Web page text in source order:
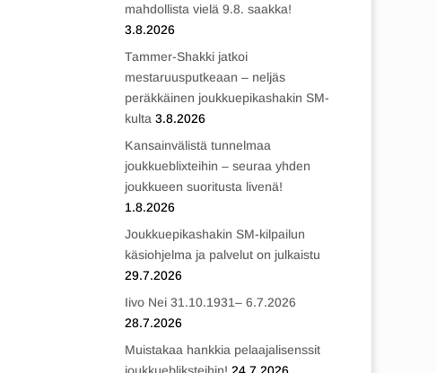
mahdollista vielä 9.8. saakka!
3.8.2026
Tammer-Shakki jatkoi
mestaruusputkeaan – neljäs
peräkkäinen joukkuepikashakin SM-
kulta 3.8.2026
Kansainvälistä tunnelmaa
joukkueblixteihin – seuraa yhden
joukkueen suoritusta livenä!
1.8.2026
Joukkuepikashakin SM-kilpailun
käsiohjelma ja palvelut on julkaistu
29.7.2026
Iivo Nei 31.10.1931– 6.7.2026
28.7.2026
Muistakaa hankkia pelaajalisenssit
joukkuebliksteihin! 24.7.2026